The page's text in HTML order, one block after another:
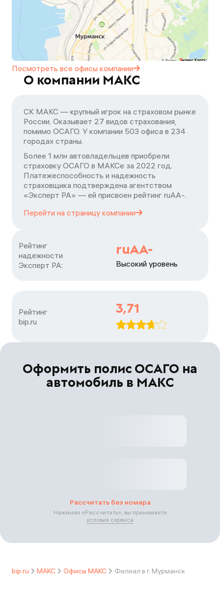
Посмотреть все офисы компании
О компании МАКС
СК МАКС — крупный игрок на страховом рынке
России. Оказывает 27 видов страхования,
помимо ОСАГО. У компании 503 офиса в 234
городах страны.
Более 1 млн автовладельцев приобрели
страховку ОСАГО в МАКСе за 2022 год.
Платежеспособность и надежность
страховщика подтверждена агентством
«Эксперт РА» — ей присвоен рейтинг ruАA-.
Перейти на страницу компании
Рейтинг
надежности
Эксперт РА:
ruAA-
Высокий уровень
Рейтинг
bip.ru
3,71
Оформить полис ОСАГО на
автомобиль в МАКС
Рассчитать без номера
Нажимая «Рассчитать», вы принимаете
условия сервиса
bip.ru МАКС Офисы МАКС Филиал в г. Мурманск